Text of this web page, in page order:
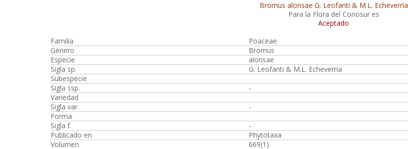
Bromus alonsae G. Leofanti & M.L. Echeverría
Para la Flora del Conosur es
Aceptado
Familia
Poaceae
Género
Bromus
Especie
alonsae
Sigla sp.
G. Leofanti & M.L. Echeverría
Subespecie
Sigla ssp.
-
Variedad
Sigla var.
-
Forma
Sigla f.
-
Publicado en
Phytotaxa
Volumen
669(1)